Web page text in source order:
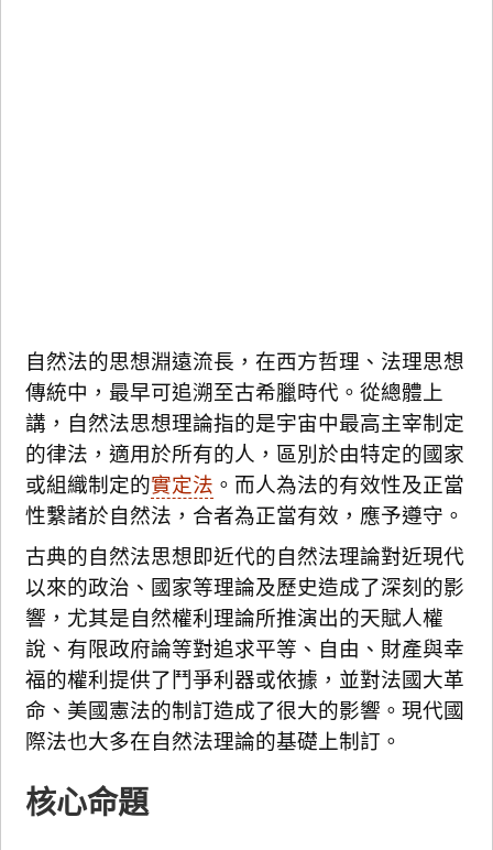
自然法的思想淵遠流長，在西方哲理、法理思想
傳統中，最早可追溯至古希臘時代。從總體上
講，自然法思想理論指的是宇宙中最高主宰制定
的律法，適用於所有的人，區別於由特定的國家
或組織制定的實定法 。而人為法的有效性及正當
性繫諸於自然法，合者為正當有效，應予遵守。
古典的自然法思想即近代的自然法理論對近現代
以來的政治、國家等理論及歷史造成了深刻的影
響，尤其是自然權利理論所推演出的天賦人權
說、有限政府論等對追求平等、自由、財產與幸
福的權利提供了鬥爭利器或依據，並對法國大革
命、美國憲法的制訂造成了很大的影響。現代國
際法也大多在自然法理論的基礎上制訂。
核心命題